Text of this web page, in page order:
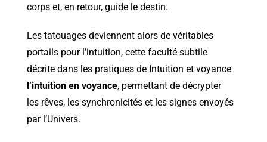
corps et, en retour, guide le destin.
Les tatouages deviennent alors de véritables
portails pour l’intuition, cette faculté subtile
décrite dans les pratiques de Intuition et voyance
l’intuition en voyance, permettant de décrypter
les rêves, les synchronicités et les signes envoyés
par l’Univers.